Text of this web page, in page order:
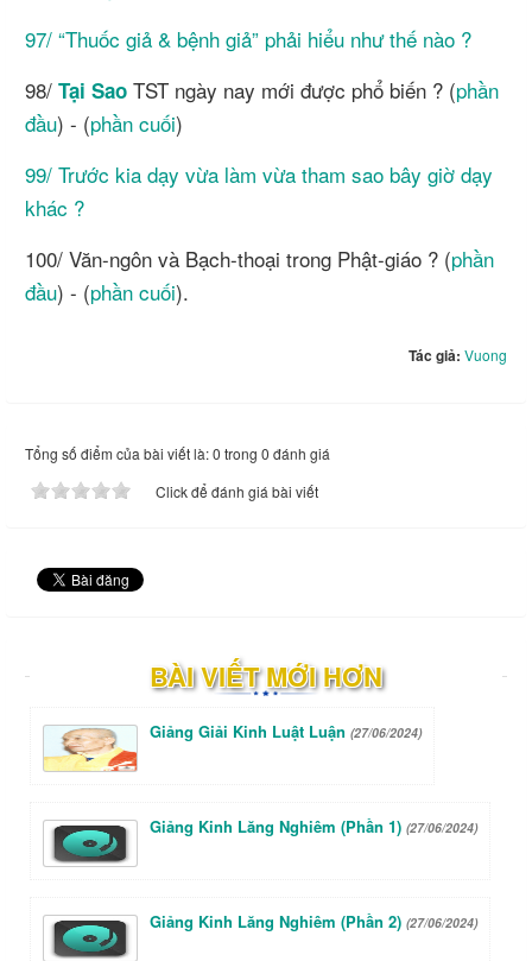
97/ “Thuốc giả & bệnh giả” phải hiểu như thế nào ?
98/ Tại Sao TST ngày nay mới được phổ biến ? (phần
đầu) - (phần cuối)
99/ Trước kia dạy vừa làm vừa tham sao bây giờ dạy
khác ?
100/ Văn-ngôn và Bạch-thoại trong Phật-giáo ? (phần
đầu) - (phần cuối).
Tác giả: Vuong
Tổng số điểm của bài viết là: 0 trong 0 đánh giá
Click để đánh giá bài viết
BÀI VIẾT MỚI HƠN
Giảng Giải Kinh Luật Luận (27/06/2024)
Giảng Kinh Lăng Nghiêm (Phần 1) (27/06/2024)
Giảng Kinh Lăng Nghiêm (Phần 2) (27/06/2024)